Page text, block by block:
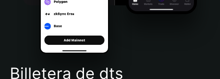
Português (Brasil)
Español (Argentina)
Billetera de dts